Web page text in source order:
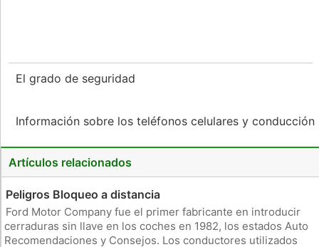
El grado de seguridad
Información sobre los teléfonos celulares y conducción
Artículos relacionados
Peligros Bloqueo a distancia
Ford Motor Company fue el primer fabricante en introducir
cerraduras sin llave en los coches en 1982, los estados Auto
Recomendaciones y Consejos. Los conductores utilizados